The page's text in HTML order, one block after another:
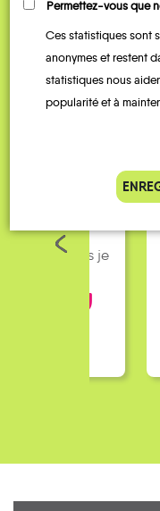
trop
Permettez-vous que
Ces statistiques sont
anonymes et restent
statistiques nous
popularité et à